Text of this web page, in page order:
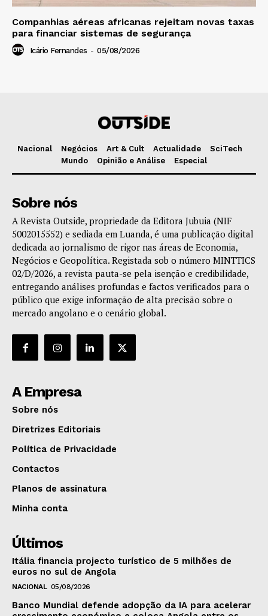
Companhias aéreas africanas rejeitam novas taxas
para financiar sistemas de segurança
Icário Fernandes - 05/08/2026
Nacional Negócios Art & Cult Actualidade
SciTech
Mundo
Opinião e Análise Especial
Sobre nós
A Revista Outside, propriedade da Editora Jubuia (NIF
5002015552) e sediada em Luanda, é uma publicação digital
dedicada ao jornalismo de rigor nas áreas de Economia,
Negócios e Geopolítica. Registada sob o número MINTTICS
02/D/2026, a revista pauta-se pela isenção e credibilidade,
entregando análises profundas e factos verificados para o
público que exige informação de alta precisão sobre o
mercado angolano e o cenário global.
A Empresa
Sobre nós
Diretrizes Editoriais
Política de Privacidade
Contactos
Planos de assinatura
Minha conta
Últimos
Itália financia projecto turístico de 5 milhões de
euros no sul de Angola
NACIONAL 05/08/2026
Banco Mundial defende adopção da IA para acelerar